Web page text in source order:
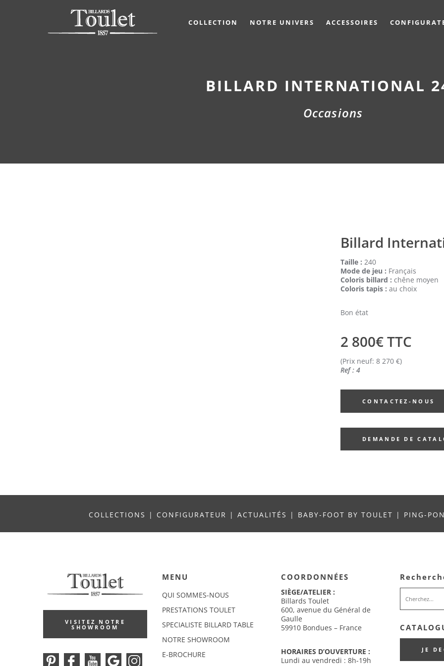
COLLECTION NOTRE UNIVERS ACCESSOIRES
BILLARD INTERNATIONAL
Occasions
Billard
Taille : 240
Mode de jeu : Français
Coloris billard : chêne moyen
Coloris tapis : au choix
Bon état
2 800€ TTC
(Prix neuf: 8 270 €)
Ref : 4
CONTACTEZ-NOUS
DEMANDE DE
COLLECTIONS | CONFIGURATEUR | ACTUALITÉS | BABY-FOOT BY TOULET | PING-
VISITEZ NOTRE
SHOWROOM
MENU
QUI SOMMES-NOUS
PRESTATIONS TOULET
SPECIALISTE BILLARD TABLE
NOTRE SHOWROOM
E-BROCHURE
COORDONNÉES
SIÈGE/ATELIER :
Billards Toulet
600, avenue du Général de
Gaulle
59910 Bondues – France
HORAIRES D’OUVERTURE :
Lundi au vendredi : 8h-19h
JE